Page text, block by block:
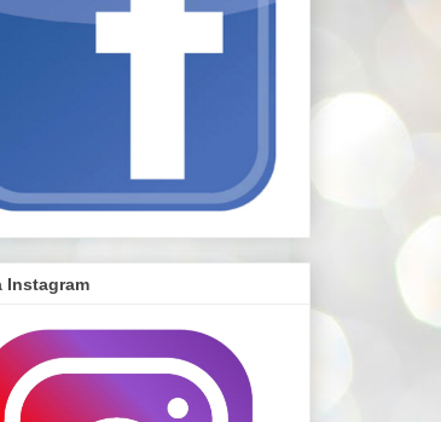
Instagram